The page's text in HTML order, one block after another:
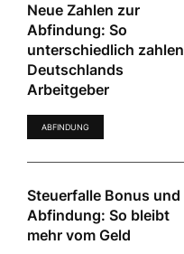
Neue Zahlen zur
Abfindung: So
unterschiedlich zahlen
Deutschlands
Arbeitgeber
ABFINDUNG
Steuerfalle Bonus und
Abfindung: So bleibt
mehr vom Geld